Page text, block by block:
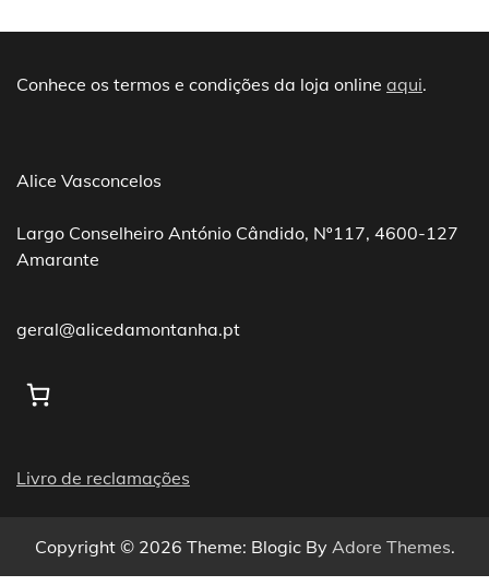
Conhece os termos e condições da loja online aqui.
Alice Vasconcelos
Largo Conselheiro António Cândido, Nº117, 4600-127
Amarante
geral@alicedamontanha.pt
Livro de reclamações
Copyright © 2026 Theme: Blogic By Adore Themes.